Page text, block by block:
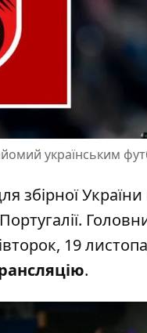
українським
збірної
Португалії.
19
.